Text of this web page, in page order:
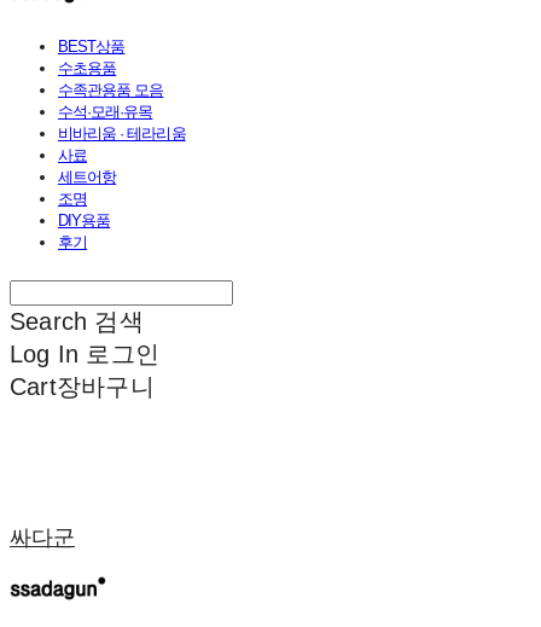
BEST상품
수초용품
수족관용품 모음
수석·모래·유목
비바리움 · 테라리움
사료
세트어항
조명
DIY용품
후기
Search 검색
Log In 로그인
Cart장바구니
싸다군